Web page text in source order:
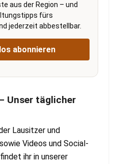
aus der Region – und
fürs
jederzeit abbestellbar.
abonnieren
Unser täglicher
Lausitzer und
sowie Videos und Social-
ihr in unserer